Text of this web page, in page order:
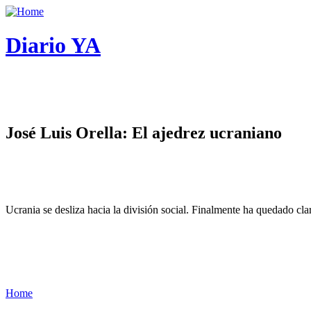
Diario YA
José Luis Orella: El ajedrez ucraniano
Ucrania se desliza hacia la división social. Finalmente ha quedado
Home